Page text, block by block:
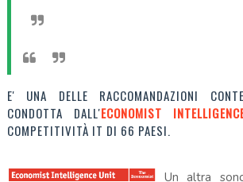
E' UNA DELLE RACCOMANDAZIONI
CONDOTTA DALL'ECONOMIST
COMPETITIVITÀ IT DI 66 PAESI.
Un altra